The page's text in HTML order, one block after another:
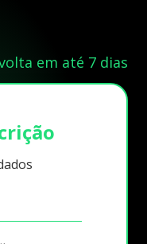
em até 7 dias